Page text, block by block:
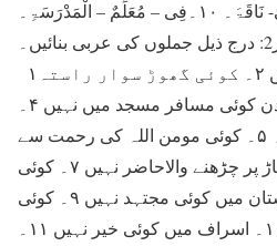
۱۔ گھر میں کوئی مرد نہیں ۲۔ کوئی گھوڑ سوار راستہ
نہیں کوئی معبود مگر اللہ ۵۔ کوئی مومن اللہ کی رحمت سے
مایوس نہیں ۶۔ کوئی پہاڑ پر چڑھنے والاحاضر نہیں ۷۔ کوئی
مکان قریب نہیں ۸۔ پاکستان میں کوئی مجتہد نہیں ۹۔ کوئی